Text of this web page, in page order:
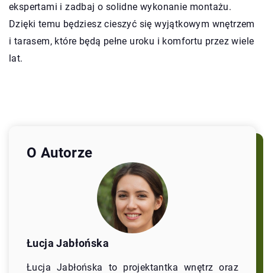
ekspertami i zadbaj o solidne wykonanie montażu.
Dzięki temu będziesz cieszyć się wyjątkowym wnętrzem
i tarasem, które będą pełne uroku i komfortu przez wiele
lat.
O Autorze
Łucja Jabłońska
Łucja Jabłońska to projektantka wnętrz oraz